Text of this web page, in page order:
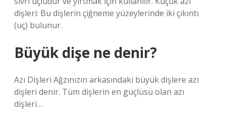
dişleri: Bu dişlerin çiğneme yüzeylerinde iki çıkıntı
(uç) bulunur.
Büyük dişe ne denir?
Azı Dişleri Ağzınızın arkasındaki büyük dişlere azı
dişleri denir. Tüm dişlerin en güçlüsü olan azı
dişleri…